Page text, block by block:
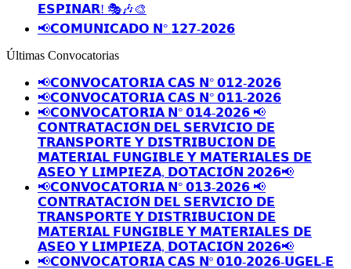
𝗘𝗦𝗣𝗜𝗡𝗔𝗥! 🎭🎶🎨
📢𝗖𝗢𝗠𝗨𝗡𝗜𝗖𝗔𝗗𝗢 𝗡° 𝟭𝟮𝟳-𝟮𝟬𝟮𝟲
Últimas Convocatorias
📢𝗖𝗢𝗡𝗩𝗢𝗖𝗔𝗧𝗢𝗥𝗜𝗔 𝗖𝗔𝗦 𝗡° 𝟬𝟭𝟮-𝟮𝟬𝟮𝟲
📢𝗖𝗢𝗡𝗩𝗢𝗖𝗔𝗧𝗢𝗥𝗜𝗔 𝗖𝗔𝗦 𝗡° 𝟬𝟭𝟭-𝟮𝟬𝟮𝟲
📢𝗖𝗢𝗡𝗩𝗢𝗖𝗔𝗧𝗢𝗥𝗜𝗔 𝗡° 𝟬𝟭𝟰-𝟮𝟬𝟮𝟲 📢
𝗖𝗢𝗡𝗧𝗥𝗔𝗧𝗔𝗖𝗜𝗢́𝗡 𝗗𝗘𝗟 𝗦𝗘𝗥𝗩𝗜𝗖𝗜𝗢 𝗗𝗘
𝗧𝗥𝗔𝗡𝗦𝗣𝗢𝗥𝗧𝗘 𝗬 𝗗𝗜𝗦𝗧𝗥𝗜𝗕𝗨𝗖𝗜𝗢𝗡 𝗗𝗘
𝗠𝗔𝗧𝗘𝗥𝗜𝗔𝗟 𝗙𝗨𝗡𝗚𝗜𝗕𝗟𝗘 𝗬 𝗠𝗔𝗧𝗘𝗥𝗜𝗔𝗟𝗘𝗦 𝗗𝗘
𝗔𝗦𝗘𝗢 𝗬 𝗟𝗜𝗠𝗣𝗜𝗘𝗭𝗔, 𝗗𝗢𝗧𝗔𝗖𝗜𝗢́𝗡 𝟮𝟬𝟮𝟲📢
📢𝗖𝗢𝗡𝗩𝗢𝗖𝗔𝗧𝗢𝗥𝗜𝗔 𝗡° 𝟬𝟭𝟯-𝟮𝟬𝟮𝟲 📢
𝗖𝗢𝗡𝗧𝗥𝗔𝗧𝗔𝗖𝗜𝗢́𝗡 𝗗𝗘𝗟 𝗦𝗘𝗥𝗩𝗜𝗖𝗜𝗢 𝗗𝗘
𝗧𝗥𝗔𝗡𝗦𝗣𝗢𝗥𝗧𝗘 𝗬 𝗗𝗜𝗦𝗧𝗥𝗜𝗕𝗨𝗖𝗜𝗢𝗡 𝗗𝗘
𝗠𝗔𝗧𝗘𝗥𝗜𝗔𝗟 𝗙𝗨𝗡𝗚𝗜𝗕𝗟𝗘 𝗬 𝗠𝗔𝗧𝗘𝗥𝗜𝗔𝗟𝗘𝗦 𝗗𝗘
𝗔𝗦𝗘𝗢 𝗬 𝗟𝗜𝗠𝗣𝗜𝗘𝗭𝗔, 𝗗𝗢𝗧𝗔𝗖𝗜𝗢́𝗡 𝟮𝟬𝟮𝟲📢
📢𝗖𝗢𝗡𝗩𝗢𝗖𝗔𝗧𝗢𝗥𝗜𝗔 𝗖𝗔𝗦 𝗡º 𝟬𝟭𝟬-𝟮𝟬𝟮𝟲-𝗨𝗚𝗘𝗟-𝗘